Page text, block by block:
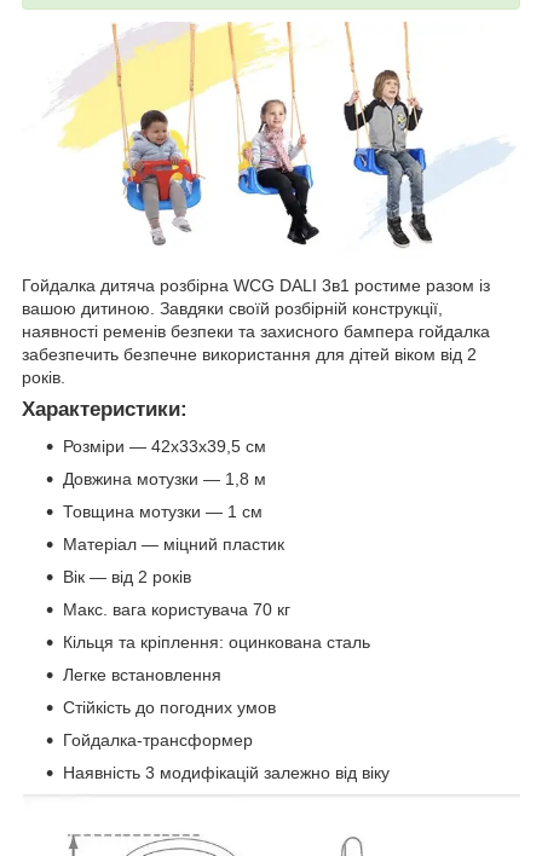
Гойдалка дитяча розбірна WCG DALI 3в1 ростиме разом із
вашою дитиною. Завдяки своїй розбірній конструкції,
наявності ременів безпеки та захисного бампера гойдалка
забезпечить безпечне використання для дітей віком від 2
років.
Характеристики:
Розміри — 42х33х39,5 см
Довжина мотузки — 1,8 м
Товщина мотузки — 1 см
Матеріал — міцний пластик
Вік — від 2 років
Макс. вага користувача 70 кг
Кільця та кріплення: оцинкована сталь
Легке встановлення
Стійкість до погодних умов
Гойдалка-трансформер
Наявність 3 модифікацій залежно від віку